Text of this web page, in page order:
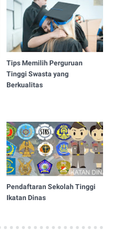
Tips Memilih Perguruan
Tinggi Swasta yang
Berkualitas
Pendaftaran Sekolah Tinggi
Ikatan Dinas